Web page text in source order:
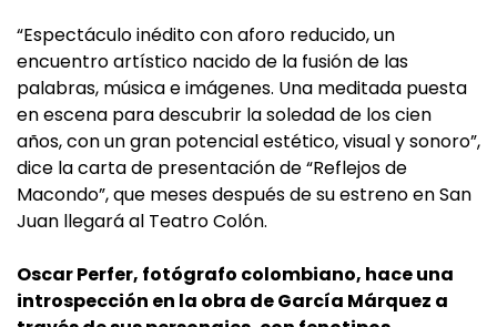
“Espectáculo inédito con aforo reducido, un
encuentro artístico nacido de la fusión de las
palabras, música e imágenes. Una meditada puesta
en escena para descubrir la soledad de los cien
años, con un gran potencial estético, visual y sonoro”,
dice la carta de presentación de “Reflejos de
Macondo”, que meses después de su estreno en San
Juan llegará al Teatro Colón.
Oscar Perfer, fotógrafo colombiano, hace una
introspección en la obra de García Márquez a